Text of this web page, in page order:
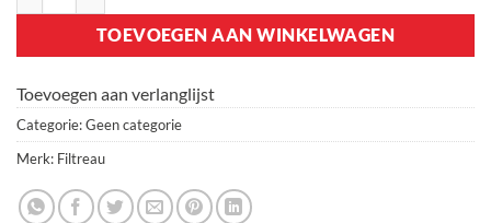
TOEVOEGEN AAN WINKELWAGEN
Toevoegen aan verlanglijst
Categorie:Geen categorie
Merk: Filtreau